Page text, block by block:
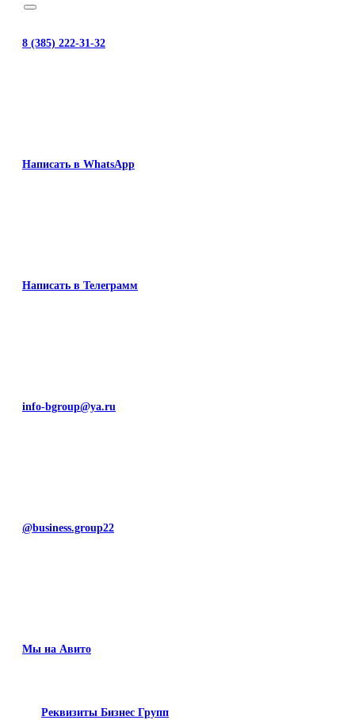
8 (385) 222-31-32
Написать в WhatsApp
Написать в Телеграмм
info-bgroup@ya.ru
@business.group22
Мы на Авито
Реквизиты Бизнес Групп